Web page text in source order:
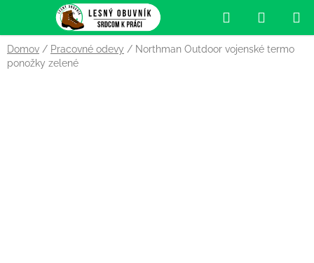
obsah
Hľadať
KOŠÍK
Domov / Pracovné odevy / Northman Outdoor vojenské termo
ponožky zelené